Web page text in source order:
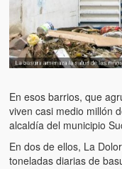
Víctimas del
poder hasta el 31
Víctimas inocentes
¡¡¡Miserable
your country!!!)
Fotos
En esos barrios, que
viven casi medio millón
alcaldía del municipio
En dos de ellos, La
toneladas diarias de